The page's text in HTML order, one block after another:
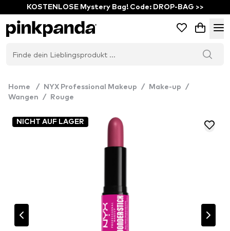
KOSTENLOSE Mystery Bag! Code: DROP-BAG >>
Home / NYX Professional Makeup / Make-up
/
Wangen
/ Rouge
NICHT AUF LAGER